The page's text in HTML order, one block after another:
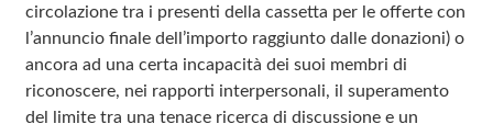
circolazione tra i presenti della cassetta per le offerte con
l’annuncio finale dell’importo raggiunto dalle donazioni) o
ancora ad una certa incapacità dei suoi membri di
riconoscere, nei rapporti interpersonali, il superamento
del limite tra una tenace ricerca di discussione e un